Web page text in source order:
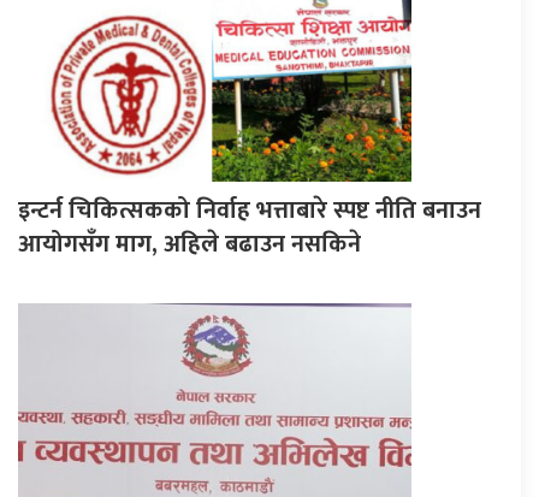
इन्टर्न चिकित्सकको निर्वाह भत्ताबारे स्पष्ट नीति बनाउन
आयोगसँग माग, अहिले बढाउन नसकिने